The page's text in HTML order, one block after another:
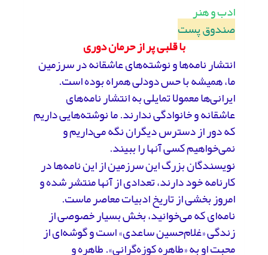
ادب و هنر
صندوق پست
با قلبی پر از حرمان دوری
انتشار نامه‌ها و نوشته‌های عاشقانه در سرزمین‌
ما، همیشه با حس دودلی همراه بوده‌ است.
ایرانی‌ها معمولا تمایلی به انتشار نامه‌های
عاشقانه و خانوادگی ندارند. ما نوشته‌هایی داریم
که دور از دسترس دیگران نگه می‌داریم و
نمی‌خواهیم کسی آنها را ببیند.
‌نویسندگان بزرگ این سرزمین از این نامه‌ها در
کارنامه خود دارند، تعدادی از آنها منتشر شده و
امروز بخشی از تاریخ ادبیات معاصر ماست.
نامه‌‌ای که می‌خوانید، بخش بسیار خصوصی از
زندگی «غلام‌حسین ساعدی» است و گوشه‌ای از
محبت او به «طاهره کوزه‌گرانی». طاهره و